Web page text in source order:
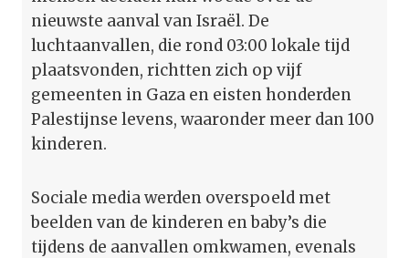
nieuwste aanval van Israël. De
luchtaanvallen, die rond 03:00 lokale tijd
plaatsvonden, richtten zich op vijf
gemeenten in Gaza en eisten honderden
Palestijnse levens, waaronder meer dan 100
kinderen.
Sociale media werden overspoeld met
beelden van de kinderen en baby’s die
tijdens de aanvallen omkwamen, evenals